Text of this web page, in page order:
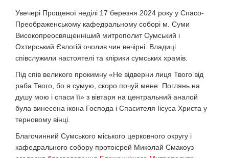
Увечері Прощеної неділі 17 березня 2024 року у Спасо-
Преображенському кафедральному соборі м. Суми
Високопреосвященніший митрополит Сумський і
Охтирський Євлогій очолив чин вечірні. Владиці
співслужили настоятелі та клірики сумських храмів.
Під спів великого прокимну «Не відверни лиця Твого від
раба Твого, бо я сумую, скоро почуй мене. Поглянь на
душу мою і спаси її» з вівтаря на центральний аналой
була винесена ікона Господа і Спасителя Іісуса Христа у
терновому вінці.
Благочинний Сумського міського церковного округу і
кафедрального собору протоієрей Миколай Смакоуз